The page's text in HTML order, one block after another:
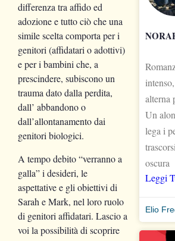
differenza tra affido ed
adozione e tutto ciò che una
simile scelta comporta per i
genitori (affidatari o adottivi)
e per i bambini che, a
prescindere, subiscono un
trauma dato dalla perdita,
dall’ abbandono o
dall’allontanamento dai
genitori biologici.
A tempo debito “verranno a
galla” i desideri, le
aspettative e gli obiettivi di
Sarah e Mark, nel loro ruolo
di genitori affidatari. Lascio a
voi la possibilità di scoprire
alterna
Un
lega i
oscura
Leggi
Elio